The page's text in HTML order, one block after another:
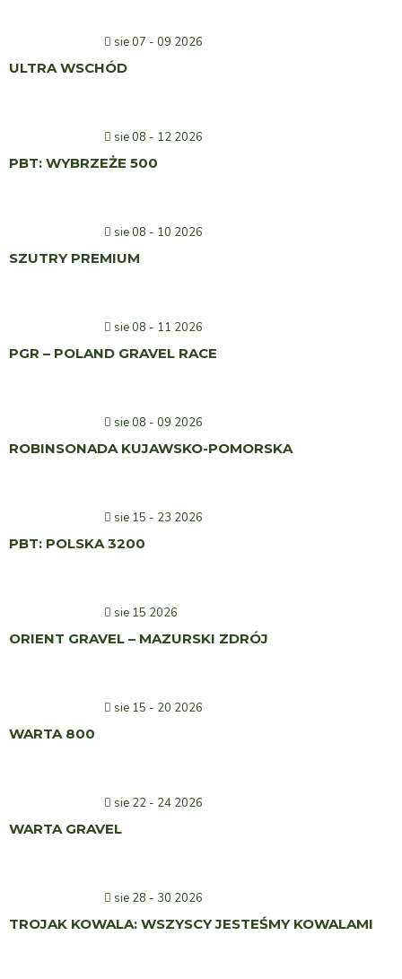
sie 07 - 09 2026
ULTRA WSCHÓD
sie 08 - 12 2026
PBT: WYBRZEŻE 500
sie 08 - 10 2026
SZUTRY PREMIUM
sie 08 - 11 2026
PGR – POLAND GRAVEL RACE
sie 08 - 09 2026
ROBINSONADA KUJAWSKO-POMORSKA
sie 15 - 23 2026
PBT: POLSKA 3200
sie 15 2026
ORIENT GRAVEL – MAZURSKI ZDRÓJ
sie 15 - 20 2026
WARTA 800
sie 22 - 24 2026
WARTA GRAVEL
sie 28 - 30 2026
TROJAK KOWALA: WSZYSCY JESTEŚMY KOWALAMI